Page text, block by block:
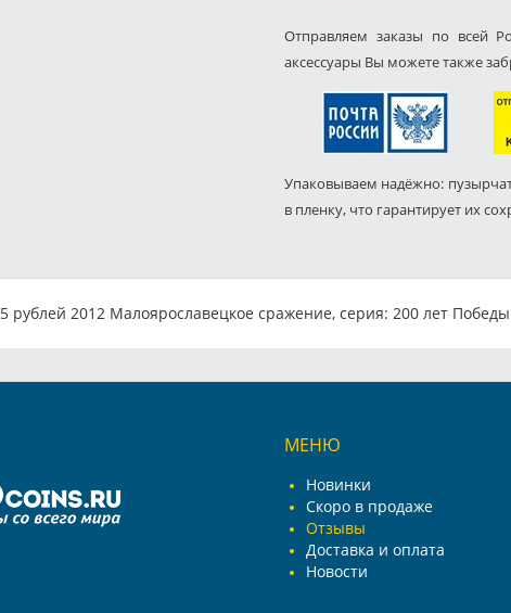
Отправляем заказы по всей
аксессуары Вы можете также
Упаковываем надёжно:
в пленку, что гарантирует их
рублей 2012 Малоярославецкое сражение, серия: 200 лет
МЕНЮ
Новинки
Скоро в продаже
Отзывы
Доставка и оплата
Новости